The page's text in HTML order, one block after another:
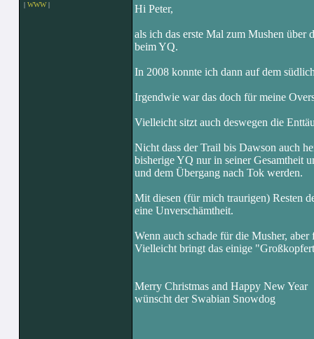
| WWW| Hi Peter,
als ich das erste Mal zum Mushen über
beim YQ.
In 2008 konnte ich dann auf dem
Irgendwie war das doch für meine
Vielleicht sitzt auch deswegen die
Nicht dass der Trail bis Dawson auch
bisherige YQ nur in seiner Gesamtheit
und dem Übergang nach Tok werden.
Mit diesen (für mich traurigen) Resten
eine Unverschämtheit.
Wenn auch schade für die Musher,
Vielleicht bringt das einige
Merry Christmas and Happy New Year
wünscht der Swabian Snowdog